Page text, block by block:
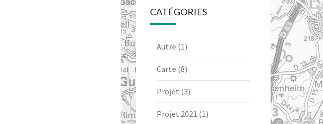
CATÉGORIES
Autre (1)
Carte (8)
Projet (3)
Projet 2021 (1)